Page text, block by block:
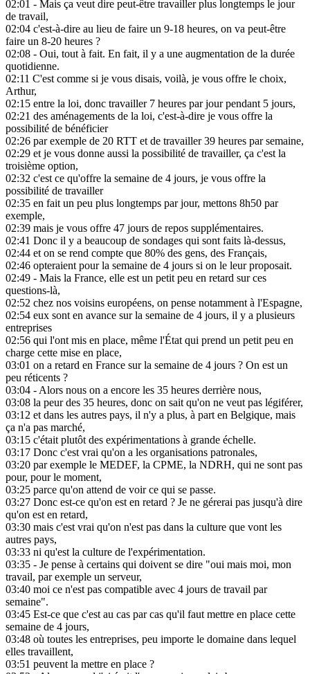
02:01 - Mais ça veut dire peut-être travailler plus longtemps le jour
de travail,
02:04 c'est-à-dire au lieu de faire un 9-18 heures, on va peut-être
faire un 8-20 heures ?
02:08 - Oui, tout à fait. En fait, il y a une augmentation de la durée
quotidienne.
02:11 C'est comme si je vous disais, voilà, je vous offre le choix,
Arthur,
02:15 entre la loi, donc travailler 7 heures par jour pendant 5 jours,
02:21 des aménagements de la loi, c'est-à-dire je vous offre la
possibilité de bénéficier
02:26 par exemple de 20 RTT et de travailler 39 heures par semaine,
02:29 et je vous donne aussi la possibilité de travailler, ça c'est la
troisième option,
02:32 c'est ce qu'offre la semaine de 4 jours, je vous offre la
possibilité de travailler
02:35 en fait un peu plus longtemps par jour, mettons 8h50 par
exemple,
02:39 mais je vous offre 47 jours de repos supplémentaires.
02:41 Donc il y a beaucoup de sondages qui sont faits là-dessus,
02:44 et on se rend compte que 80% des gens, des Français,
02:46 opteraient pour la semaine de 4 jours si on le leur proposait.
02:49 - Mais la France, elle est un petit peu en retard sur ces
questions-là,
02:52 chez nos voisins européens, on pense notamment à l'Espagne,
02:54 eux sont en avance sur la semaine de 4 jours, il y a plusieurs
entreprises
02:56 qui l'ont mis en place, même l'État qui prend un petit peu en
charge cette mise en place,
03:01 on a retard en France sur la semaine de 4 jours ? On est un
peu réticents ?
03:04 - Alors nous on a encore les 35 heures derrière nous,
03:08 la peur des 35 heures, donc on sait qu'on ne veut pas légiférer,
03:12 et dans les autres pays, il n'y a plus, à part en Belgique, mais
ça n'a pas marché,
03:15 c'était plutôt des expérimentations à grande échelle.
03:17 Donc c'est vrai qu'on a les organisations patronales,
03:20 par exemple le MEDEF, la CPME, la NDRH, qui ne sont pas
pour, pour le moment,
03:25 parce qu'on attend de voir ce qui se passe.
03:27 Donc est-ce qu'on est en retard ? Je ne gérerai pas jusqu'à dire
qu'on est en retard,
03:30 mais c'est vrai qu'on n'est pas dans la culture que vont les
autres pays,
03:33 ni qu'est la culture de l'expérimentation.
03:35 - Je pense à certains qui doivent se dire "oui mais moi, mon
travail, par exemple un serveur,
03:40 moi ce n'est pas compatible avec 4 jours de travail par
semaine".
03:45 Est-ce que c'est au cas par cas qu'il faut mettre en place cette
semaine de 4 jours,
03:48 où toutes les entreprises, peu importe le domaine dans lequel
elles travaillent,
03:51 peuvent la mettre en place ?